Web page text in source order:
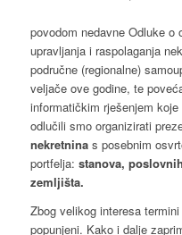
povodom nedavne Odluke
upravljanja i raspolaganja
područne (regionalne)
veljače ove godine, te
informatičkim rješenjem
odlučili smo organizirati
nekretninas posebnim
portfelja: stanova,
zemljišta.
Zbog velikog interesa
popunjeni. Kako i dalje